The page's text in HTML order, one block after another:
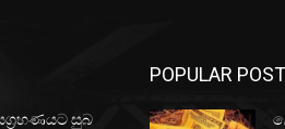
සුබ
POPULAR